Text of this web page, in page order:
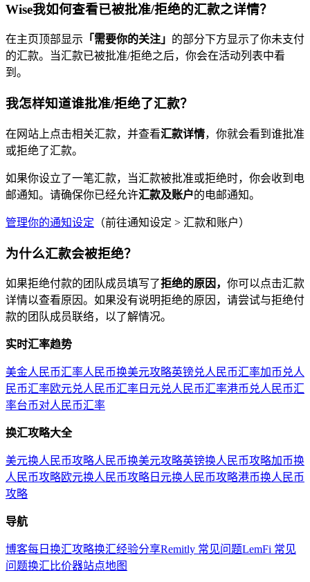
Wise我如何查看已被批准/拒绝的汇款之详情？
在主页顶部显示 「需要你的关注」 的部分下方显示了你未支付
的汇款。当汇款已被批准/拒绝之后，你会在活动列表中看
到。
我怎样知道谁批准/拒绝了汇款？
在网站上点击相关汇款，并查看汇款详情，你就会看到谁批准
或拒绝了汇款。
如果你设立了一笔汇款，当汇款被批准或拒绝时，你会收到电
邮通知。请确保你已经允许汇款及账户的电邮通知。
管理你的通知设定 （前往通知设定 > 汇款和账户）
为什么汇款会被拒绝？
如果拒绝付款的团队成员填写了拒绝的原因， 你可以点击汇款
详情以查看原因。如果没有说明拒绝的原因，请尝试与拒绝付
款的团队成员联络，以了解情况。
实时汇率趋势
美金人民币汇率人民币换美元攻略英镑兑人民币汇率加币兑人
民币汇率欧元兑人民币汇率 日元兑人民币汇率港币兑人民币汇
率台币对人民币汇率
换汇攻略大全
美元换人民币攻略人民币换美元攻略英镑换人民币攻略加币换
人民币攻略欧元换人民币攻略 日元换人民币攻略港币换人民币
攻略
导航
博客每日换汇攻略换汇经验分享Remitly 常见问题LemFi 常见
问题换汇比价器站点地图